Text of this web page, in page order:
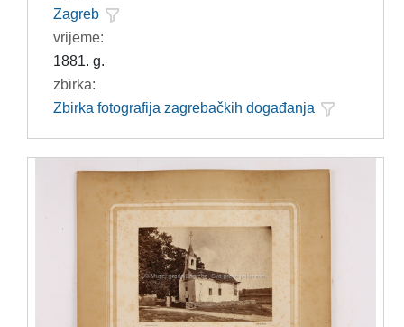
Zagreb
vrijeme:
1881. g.
zbirka:
Zbirka fotografija zagrebačkih događanja